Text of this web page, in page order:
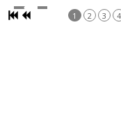
1 2 3 4